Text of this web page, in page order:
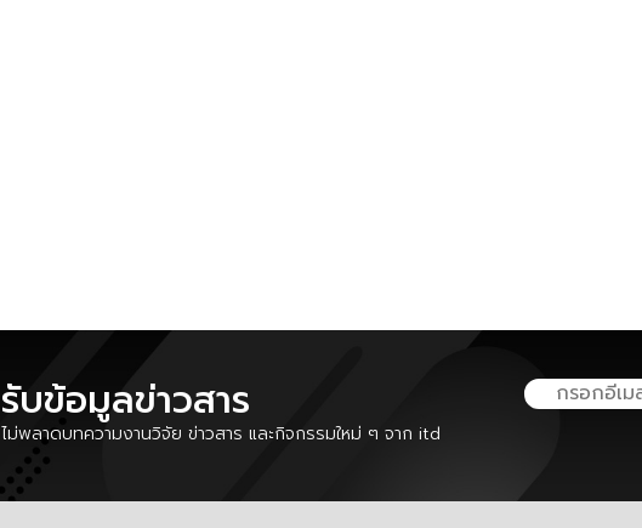
รับข้อมูลข่าวสาร
ไม่พลาดบทความงานวิจัย ข่าวสาร และกิจกรรมใหม่ ๆ จาก itd